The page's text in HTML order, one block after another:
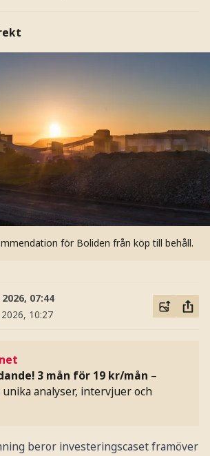
för Boliden från köp till behåll.
07:44
10:27
3 mån för 19 kr/mån –
analyser, intervjuer och
beror investeringscaset framöver